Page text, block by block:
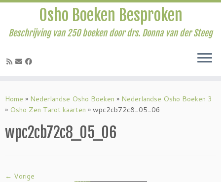
naar
inhoud
Osho Boeken Besproken
Beschrijving van 250 boeken door drs. Donna van der Steeg
Home » Nederlandse Osho Boeken » Nederlandse Osho Boeken 3
» Osho Zen Tarot kaarten » wpc2cb72c8_05_06
wpc2cb72c8_05_06
← Vorige